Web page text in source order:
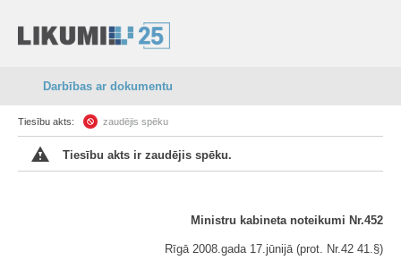
Darbības ar dokumentu
Tiesību akts: zaudējis spēku
Tiesību akts ir zaudējis spēku.
Ministru kabineta noteikumi Nr.452
Rīgā 2008.gada 17.jūnijā (prot. Nr.42 41.§)